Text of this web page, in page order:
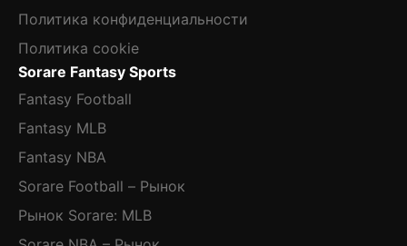
Политика конфиденциальности
Политика cookie
Sorare Fantasy Sports
Fantasy Football
Fantasy MLB
Fantasy NBA
Sorare Football – Рынок
Рынок Sorare: MLB